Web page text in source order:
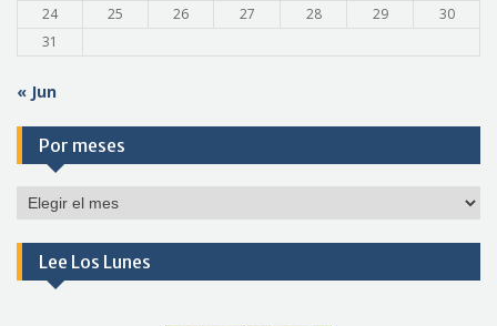
24
25 26 27 28 29
30
31
« Jun
Por meses
Por
Lee Los Lunes